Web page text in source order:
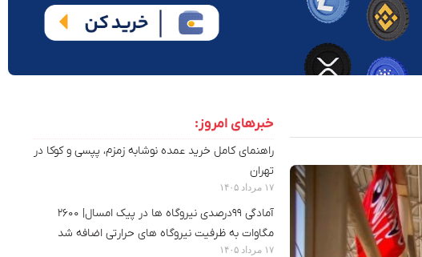
خبرهای امروز:
راهنمای کامل خرید عمده نوشابه زمزم، پپسی و کوکا در
تهران
۱۷ مرداد ۱۴۰۵
آمادگی ۹۹درصدی نیروگاه ها در پیک امسال| ۲۶۰۰
مگاوات به ظرفیت نیروگاه های حرارتی اضافه شد
۱۷ مرداد ۱۴۰۵